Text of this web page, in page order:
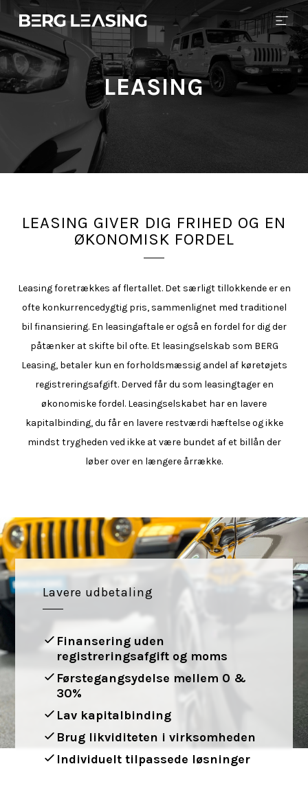
LEASING
LEASING GIVER DIG FRIHED OG EN
ØKONOMISK FORDEL
Leasing foretrækkes af flertallet. Det særligt tillokkende er en
ofte konkurrencedygtig pris, sammenlignet med traditionel
bil finansiering. En leasingaftale er også en fordel for dig der
påtænker at skifte bil ofte. Et leasingselskab som BERG
Leasing, betaler kun en forholdsmæssig andel af køretøjets
registreringsafgift. Derved får du som leasingtager en
økonomiske fordel. Leasingselskabet har en lavere
kapitalbinding, du får en lavere restværdi hæftelse og ikke
mindst trygheden ved ikke at være bundet af et billån der
løber over en længere årrække.
Lavere udbetaling
Finansering uden
registreringsafgift og moms
Førstegangsydelse mellem 0 &
30%
Lav kapitalbinding
Brug likviditeten i virksomheden
Individuelt tilpassede løsninger